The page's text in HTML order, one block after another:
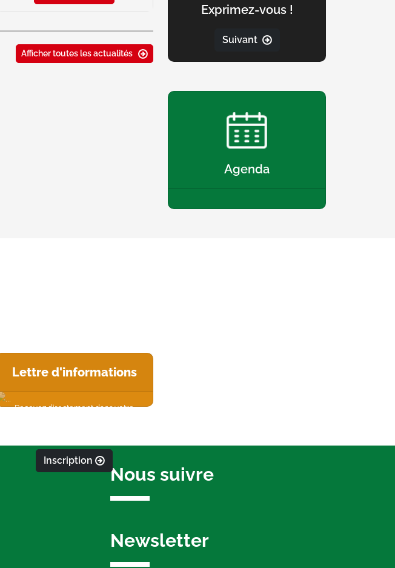
Afficher toutes les actualités
Exprimez-vous !
Suivant
Agenda
Lettre d'informations
Recevez directement dans votre
Inscription
Nous suivre
Newsletter